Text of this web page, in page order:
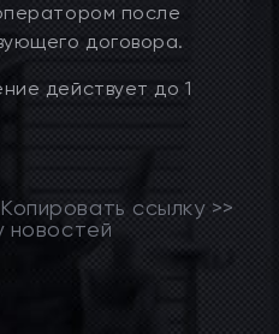
после
договора.
действует до 1
Копировать ссылку >>
новостей